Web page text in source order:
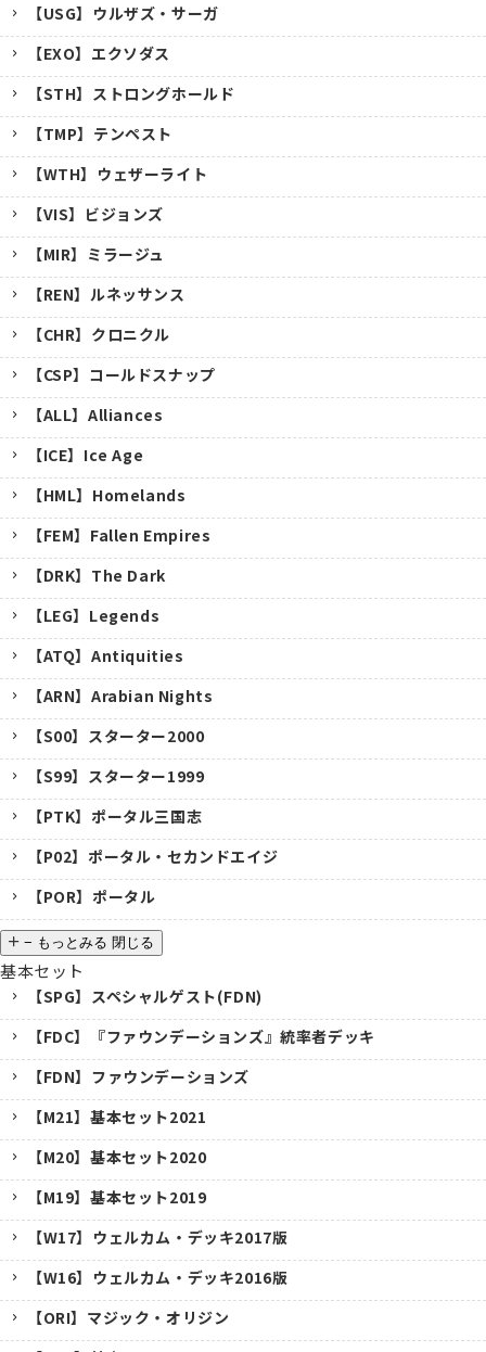
【USG】ウルザズ・サーガ
【EXO】エクソダス
【STH】ストロングホールド
【TMP】テンペスト
【WTH】ウェザーライト
【VIS】ビジョンズ
【MIR】ミラージュ
【REN】ルネッサンス
【CHR】クロニクル
【CSP】コールドスナップ
【ALL】Alliances
【ICE】Ice Age
【HML】Homelands
【FEM】Fallen Empires
【DRK】The Dark
【LEG】Legends
【ATQ】Antiquities
【ARN】Arabian Nights
【S00】スターター2000
【S99】スターター1999
【PTK】ポータル三国志
【P02】ポータル・セカンドエイジ
【POR】ポータル
− もっとみる 閉じる
基本セット
【SPG】スペシャルゲスト(FDN)
【FDC】『ファウンデーションズ』統率者デッキ
【FDN】ファウンデーションズ
【M21】基本セット2021
【M20】基本セット2020
【M19】基本セット2019
【W17】ウェルカム・デッキ2017版
【W16】ウェルカム・デッキ2016版
【ORI】マジック・オリジン